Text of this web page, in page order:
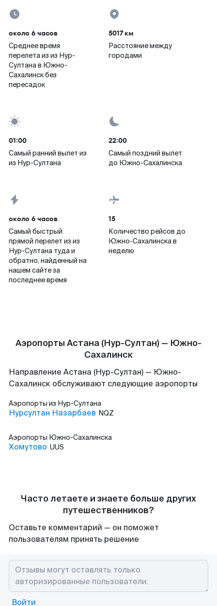
около 6 часов
Среднее время
перелета из из Нур-
Султана в Южно-
Сахалинск без
пересадок
5017 км
Расстояние между
городами
01:00
Самый ранний вылет из
из Нур-Султана
22:00
Самый поздний вылет
до Южно-Сахалинска
около 6 часов
Самый быстрый
прямой перелет из из
Нур-Султана туда и
обратно, найденный на
нашем сайте за
последнее время
15
Количество рейсов до
Южно-Сахалинска в
неделю
Аэропорты Астана (Нур-Султан) — Южно-
Сахалинск
Направление Астана (Нур-Султан) — Южно-
Сахалинск обслуживают следующие аэропорты
Аэропорты из Нур-Султана
Нурсултан Назарбаев NQZ
Аэропорты Южно-Сахалинска
Хомутово UUS
Часто летаете и знаете больше других
путешественников?
Оставьте комментарий — он поможет
пользователям принять решение
Войти